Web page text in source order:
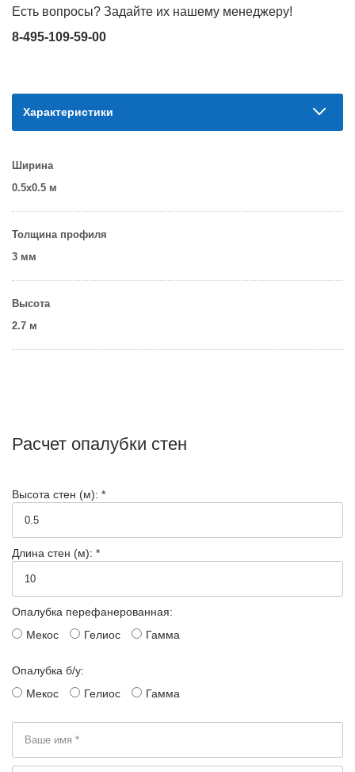
Есть вопросы? Задайте их нашему менеджеру!
8-495-109-59-00
Характеристики
Ширина
0.5х0.5 м
Толщина профиля
3 мм
Высота
2.7 м
Расчет опалубки стен
Высота стен (м): *
Длина стен (м): *
Опалубка перефанерованная:
Мекос
Гелиос Гамма
Опалубка б/у:
Мекос
Гелиос Гамма